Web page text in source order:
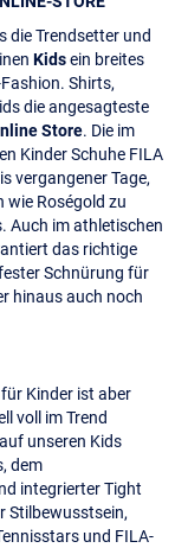
die Trendsetter und
Kidsein breites
Shirts,
die angesagteste
Store. Die im
Kinder Schuhe FILA
vergangener Tage,
wie Roségold zu
Auch im athletischen
das richtige
Schnürung für
hinaus auch noch
Kinder ist aber
voll im Trend
unseren Kids
dem
integrierter Tight
Stilbewusstsein,
und FILA-